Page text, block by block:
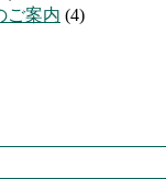
ご案内 (4)